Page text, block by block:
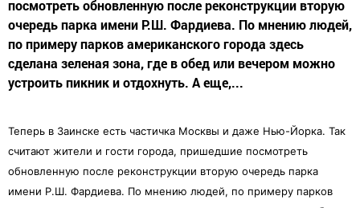
посмотреть обновленную после реконструкции вторую
очередь парка имени Р.Ш. Фардиева. По мнению людей,
по примеру парков американского города здесь
сделана зеленая зона, где в обед или вечером можно
устроить пикник и отдохнуть. А еще,...
Теперь в Заинске есть частичка Москвы и даже Нью-Йорка. Так
считают жители и гости города, пришедшие посмотреть
обновленную после реконструкции вторую очередь парка
имени Р.Ш. Фардиева. По мнению людей, по примеру парков